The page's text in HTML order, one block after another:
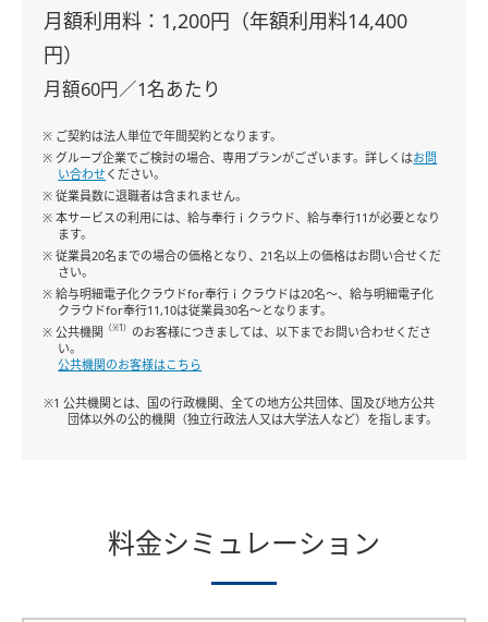
月額利用料：1,200円（年額利用料14,400
円）
月額60円／1名あたり
※ ご契約は法人単位で年間契約となります。
※ グループ企業でご検討の場合、専用プランがございます。詳しくはお問
い合わせください。
※ 従業員数に退職者は含まれません。
※ 本サービスの利用には、給与奉行ｉクラウド、給与奉行11が必要となり
ます。
※ 従業員20名までの場合の価格となり、21名以上の価格はお問い合せくだ
さい。
※ 給与明細電子化クラウドfor奉行ｉクラウドは20名～、給与明細電子化
クラウドfor奉行11,10は従業員30名～となります。
※ 公共機関
（※1） のお客様につきましては、以下までお問い合わせくださ
い。
公共機関のお客様はこちら
※1 公共機関とは、国の行政機関、全ての地方公共団体、国及び地方公共
団体以外の公的機関（独立行政法人又は大学法人など）を指します。
料金シミュレーション